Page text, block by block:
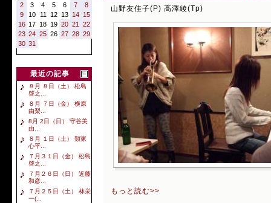
2
3 4 5 6 7
8
9
10 11 12 13 14 15
16 17 18 19 20 21
22
23 24 25 26 27 28 29
30 31
最近の記事
８月 ８日（土） 松島
啓之...
８月 ７日（金） 横原
由梨...
8月 2日（日） 守谷美
由...
８月 １日（土） 類家
心平...
７月３１日（金） 松島
啓之...
７月２６日（日） 近藤
和彦...
７月２５日（土） 林栄
一(...
山野友佳子(P) 高澤綾(Tp)
もっと読む>>